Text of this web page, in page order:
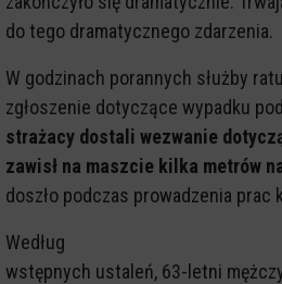
do tego dramatycznego zdarzenia.
W godzinach porannych służby
zgłoszenie dotyczące wypadku
strażacy dostali wezwanie
zawisł na maszcie kilka metrów
doszło podczas prowadzenia prac
Według
wstępnych ustaleń, 63-letni